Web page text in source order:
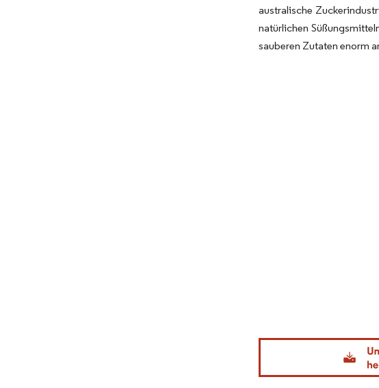
australische
natürlichen
sauberen Zutaten enorm
Bild © Mordor Intelligence.